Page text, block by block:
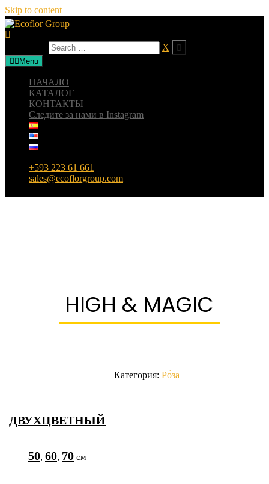
Skip to content
X
Menu
НАЧАЛО
КАТАЛОГ
КОНТАКТЫ
Следите за нами в Instagram
+593 223 61 661
sales@ecoflorgroup.com
HIGH & MAGIC
Категория: Ро́за
ДВУХЦВЕТНЫЙ
50, 60, 70